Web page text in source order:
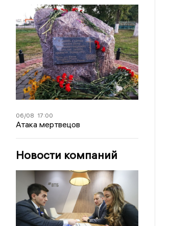
06/08 17:00
Атака мертвецов
Новости компаний